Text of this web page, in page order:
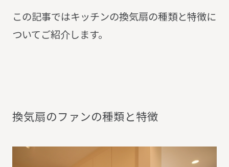
この記事ではキッチンの換気扇の種類と特徴に
ついてご紹介します。
換気扇のフ ァンの種類と特徴